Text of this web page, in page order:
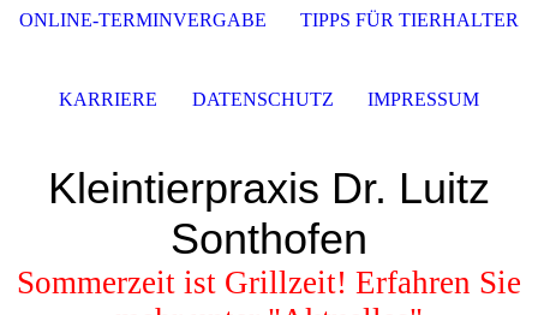
Kleintierpraxis Dr. Luitz
Sonthofen
Sommerzeit ist Grillzeit! Erfahren Sie
ONLINE-TERMINVERGABE TIPPS FÜR TIERHALTER
KARRIERE DATENSCHUTZ IMPRESSUM